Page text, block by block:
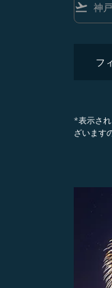
flight_takeoff
フ
*表示さ
ざいます